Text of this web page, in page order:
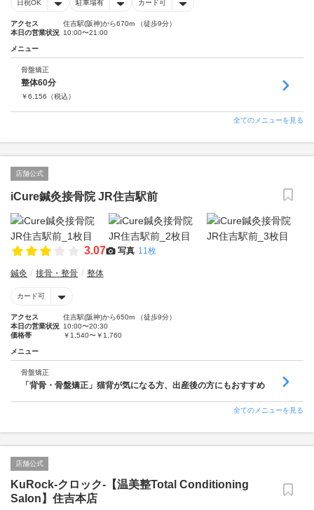
日祝OK 駐車場有 カード可
アクセス
住吉駅(阪神)から670m （徒歩9分）
本日の営業状況 10:00〜21:00
メニュー
骨盤矯正
整体60分
￥6,156 （税込）
全てのメニューを見る
店舗公式
iCure鍼灸接骨院 JR住吉駅前
3.07 写真 11枚
鍼灸 接骨・整骨 整体
カード可
アクセス
住吉駅(阪神)から650m （徒歩9分）
本日の営業状況 10:00〜20:30
価格帯
￥1,540〜￥1,760
メニュー
骨盤矯正
「背骨・骨盤矯正」猫背が気になる方、出産後の方にもおすすめ
全てのメニューを見る
店舗公式
KuRock‐クロック‐【温美整Total Conditioning
Salon】住吉本店